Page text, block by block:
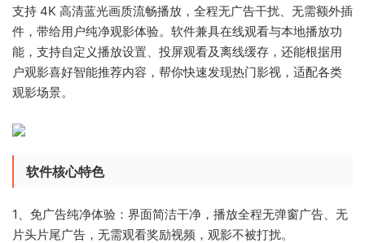
支持 4K 高清蓝光画质流畅播放，全程无广告干扰、无需额外插
件，带给用户纯净观影体验。软件兼具在线观看与本地播放功
能，支持自定义播放设置、投屏观看及离线缓存，还能根据用
户观影喜好智能推荐内容，帮你快速发现热门影视，适配各类
观影场景。
软件核心特色
1、免广告纯净体验：界面简洁干净，播放全程无弹窗广告、无
片头片尾广告，无需观看奖励视频，观影不被打扰。